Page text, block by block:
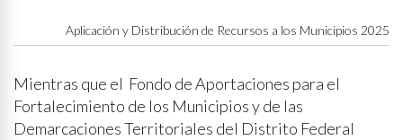
Aplicación y Distribución de Recursos a los Municipios 2025
Mientras que el Fondo de Aportaciones para el
Fortalecimiento de los Municipios y de las
Demarcaciones Territoriales del Distrito Federal